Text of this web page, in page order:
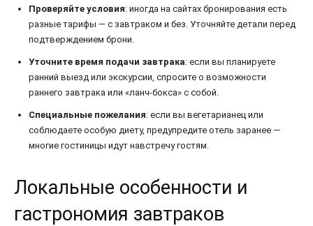
Проверяйте условия: иногда на сайтах бронирования есть
разные тарифы — с завтраком и без. Уточняйте детали перед
подтверждением брони.
Уточните время подачи завтрака: если вы планируете
ранний выезд или экскурсии, спросите о возможности
раннего завтрака или «ланч-бокса» с собой.
Специальные пожелания: если вы вегетарианец или
соблюдаете особую диету, предупредите отель заранее —
многие гостиницы идут навстречу гостям.
Локальные особенности и
гастрономия завтраков